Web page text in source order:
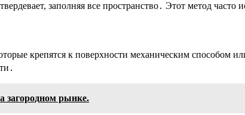
заполняя все пространство․ Этот метод часто
крепятся к поверхности механическим способом
загородном рынке.